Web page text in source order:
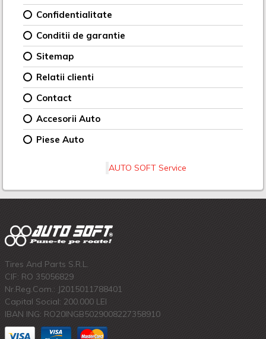
Confidentialitate
Conditii de garantie
Sitemap
Relatii clienti
Contact
Accesorii Auto
Piese Auto
AUTO SOFT Service
Tires And Parts S.R.L.
CIF: RO 35056829
Nr.Reg.Com.: J2015011788401
Capital Social: 200.000 LEI
IBAN ING: RO20INGB5029008227358910